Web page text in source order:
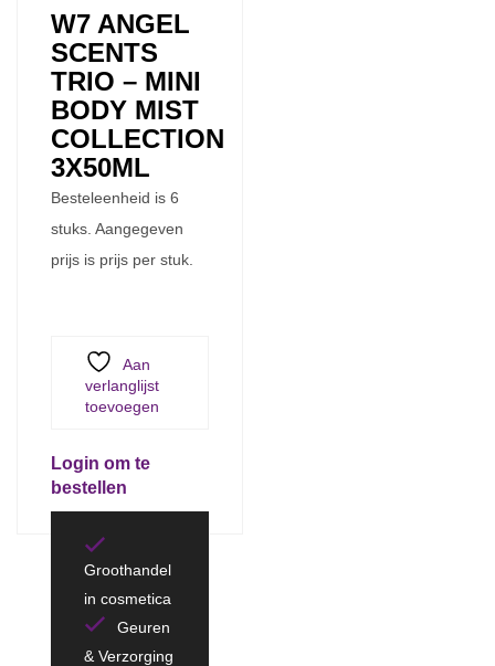
W7 ANGEL
SCENTS
TRIO – MINI
BODY MIST
COLLECTION
3X50ML
Besteleenheid is 6
stuks. Aangegeven
prijs is prijs per stuk.
Aan
verlanglijst
toevoegen
Login om te
bestellen
Groothandel
in cosmetica
Geuren
& Verzorging